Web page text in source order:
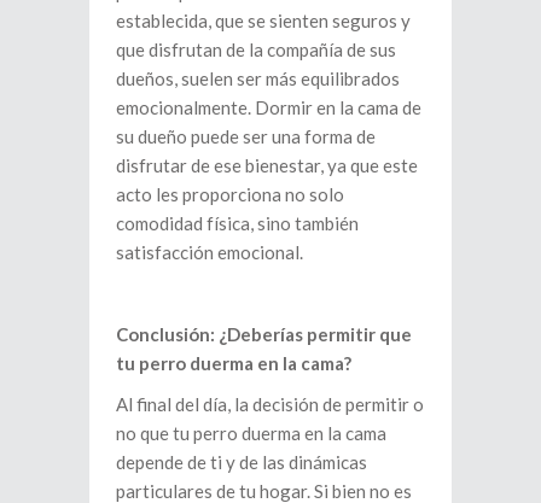
establecida, que se sienten seguros y
que disfrutan de la compañía de sus
dueños, suelen ser más equilibrados
emocionalmente. Dormir en la cama de
su dueño puede ser una forma de
disfrutar de ese bienestar, ya que este
acto les proporciona no solo
comodidad física, sino también
satisfacción emocional.
Conclusión: ¿Deberías permitir que
tu perro duerma en la cama?
Al final del día, la decisión de permitir o
no que tu perro duerma en la cama
depende de ti y de las dinámicas
particulares de tu hogar. Si bien no es